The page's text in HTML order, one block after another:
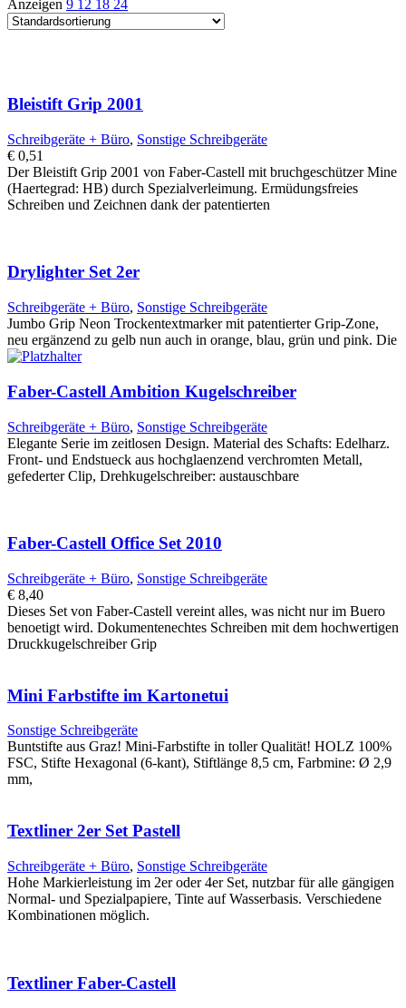
Anzeigen 9 12 18 24
Bleistift Grip 2001
Schreibgeräte + Büro, Sonstige Schreibgeräte
€ 0,51
Der Bleistift Grip 2001 von Faber-Castell mit bruchgeschützer Mine
(Haertegrad: HB) durch Spezialverleimung. Ermüdungsfreies
Schreiben und Zeichnen dank der patentierten
Drylighter Set 2er
Schreibgeräte + Büro, Sonstige Schreibgeräte
Jumbo Grip Neon Trockentextmarker mit patentierter Grip-Zone,
neu ergänzend zu gelb nun auch in orange, blau, grün und pink. Die
Faber-Castell Ambition Kugelschreiber
Schreibgeräte + Büro, Sonstige Schreibgeräte
Elegante Serie im zeitlosen Design. Material des Schafts: Edelharz.
Front- und Endstueck aus hochglaenzend verchromten Metall,
gefederter Clip, Drehkugelschreiber: austauschbare
Faber-Castell Office Set 2010
Schreibgeräte + Büro, Sonstige Schreibgeräte
€ 8,40
Dieses Set von Faber-Castell vereint alles, was nicht nur im Buero
benoetigt wird. Dokumentenechtes Schreiben mit dem hochwertigen
Druckkugelschreiber Grip
Mini Farbstifte im Kartonetui
Sonstige Schreibgeräte
Buntstifte aus Graz! Mini-Farbstifte in toller Qualität! HOLZ 100%
FSC, Stifte Hexagonal (6-kant), Stiftlänge 8,5 cm, Farbmine: Ø 2,9
mm,
Textliner 2er Set Pastell
Schreibgeräte + Büro, Sonstige Schreibgeräte
Hohe Markierleistung im 2er oder 4er Set, nutzbar für alle gängigen
Normal- und Spezialpapiere, Tinte auf Wasserbasis. Verschiedene
Kombinationen möglich.
Textliner Faber-Castell